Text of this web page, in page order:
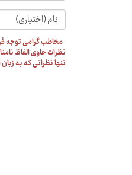
مخاطب گرامی توجه
نظرات حاوی الفاظ
تنها نظراتی که به